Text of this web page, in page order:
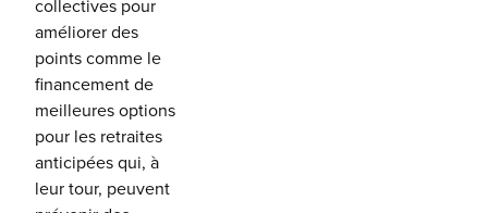
collectives pour
améliorer des
points comme le
financement de
meilleures options
pour les retraites
anticipées qui, à
leur tour, peuvent